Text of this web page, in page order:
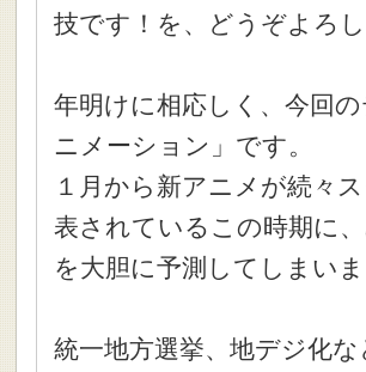
技です！を、どうぞよろ
年明けに相応しく、今回
ニメーション」です。
１月から新アニメが続々
表されているこの時期に
を大胆に予測してしまい
統一地方選挙、地デジ化